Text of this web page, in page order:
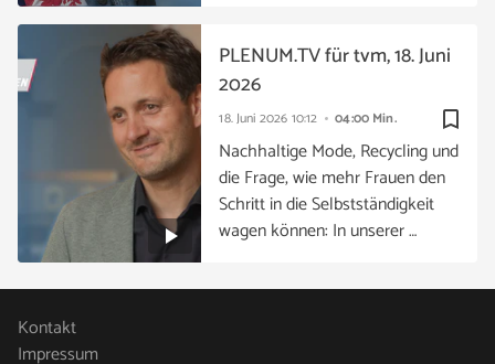
bookmark_border
18. Juni 2026 10:12 04:00 Min.
PLENUM.TV für tvm, 18. Juni
2026
Nachhaltige Mode, Recycling und
die Frage, wie mehr Frauen den
Schritt in die Selbstständigkeit
wagen können: In unserer …
Kontakt
Impressum